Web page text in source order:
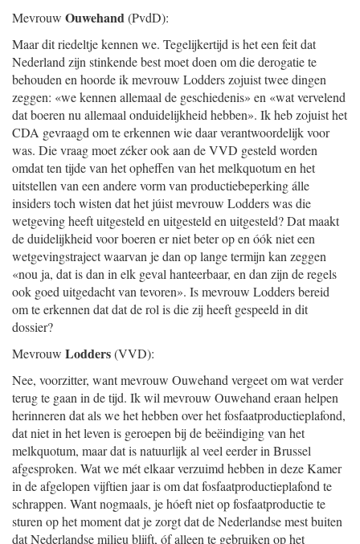
Mevrouw Ouwehand(PvdD):
Maar dit riedeltje kennen we. Tegelijkertijd is het een feit dat
Nederland zijn stinkende best moet doen om die derogatie te
behouden en hoorde ik mevrouw Lodders zojuist twee dingen
zeggen: «we kennen allemaal de geschiedenis» en «wat vervelend
dat boeren nu allemaal onduidelijkheid hebben». Ik heb zojuist het
CDA gevraagd om te erkennen wie daar verantwoordelijk voor
was. Die vraag moet zéker ook aan de VVD gesteld worden
omdat ten tijde van het opheffen van het melkquotum en het
uitstellen van een andere vorm van productiebeperking álle
insiders toch wisten dat het júist mevrouw Lodders was die
wetgeving heeft uitgesteld en uitgesteld en uitgesteld? Dat maakt
de duidelijkheid voor boeren er niet beter op en óók niet een
wetgevingstraject waarvan je dan op lange termijn kan zeggen
«nou ja, dat is dan in elk geval hanteerbaar, en dan zijn de regels
ook goed uitgedacht van tevoren». Is mevrouw Lodders bereid
om te erkennen dat dat de rol is die zij heeft gespeeld in dit
dossier?
Mevrouw Lodders(VVD):
Nee, voorzitter, want mevrouw Ouwehand vergeet om wat verder
terug te gaan in de tijd. Ik wil mevrouw Ouwehand eraan helpen
herinneren dat als we het hebben over het fosfaatproductieplafond,
dat niet in het leven is geroepen bij de beëindiging van het
melkquotum, maar dat is natuurlijk al veel eerder in Brussel
afgesproken. Wat we mét elkaar verzuimd hebben in deze Kamer
in de afgelopen vijftien jaar is om dat fosfaatproductieplafond te
schrappen. Want nogmaals, je hóeft niet op fosfaatproductie te
sturen op het moment dat je zorgt dat de Nederlandse mest buiten
dat Nederlandse milieu blijft, óf alleen te gebruiken op het